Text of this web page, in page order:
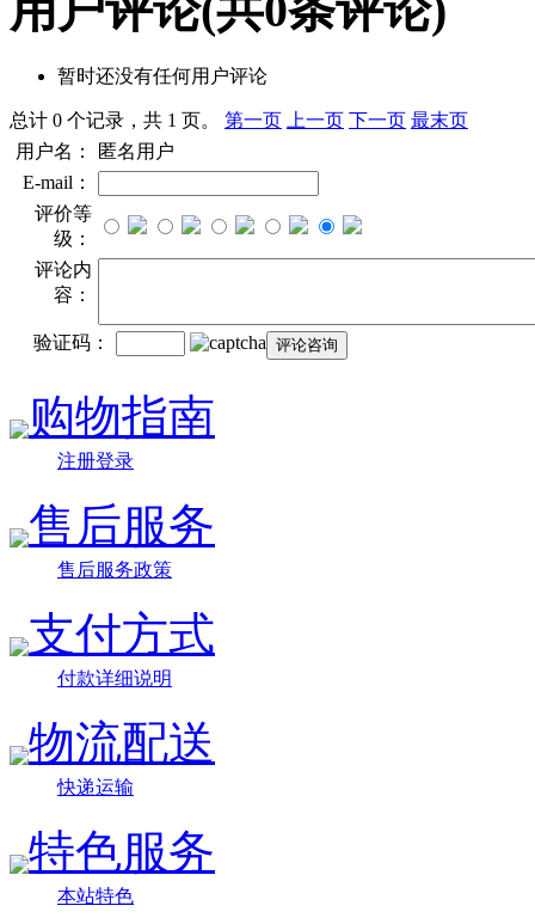
暂时还没有任何用户评论
总计 0 个记录，共 1 页。 第一页 上一页 下一页 最末页
用户名：
匿名用户
E-mail：
评价等
级：
评论内
容：
验证码：
购物指南
注册登录
售后服务
售后服务政策
支付方式
付款详细说明
物流配送
快递运输
特色服务
本站特色